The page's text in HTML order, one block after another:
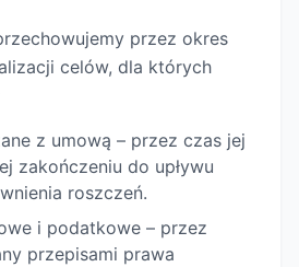
przez okres
celów, dla których
z umową – przez czas jej
zakończeniu do upływu
roszczeń.
i podatkowe – przez
przepisami prawa